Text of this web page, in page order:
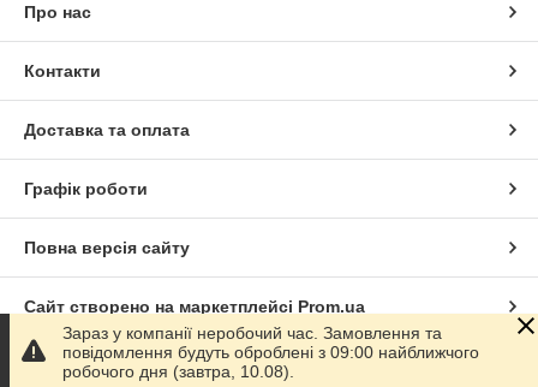
Про нас
Контакти
Доставка та оплата
Графік роботи
Повна версія сайту
Сайт створено на маркетплейсі Prom.ua
Політика конфіденційності
Зараз у компанії неробочий час. Замовлення та
повідомлення будуть оброблені з 09:00 найближчого
робочого дня (завтра, 10.08).